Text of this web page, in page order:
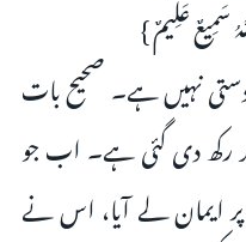
سَمِیعٌ عَلِیمٌ }
نہیں ہے۔ صحیح بات
رکھ دی گئی ہے۔ اب جو
پر ایمان لے آیا، اس نے